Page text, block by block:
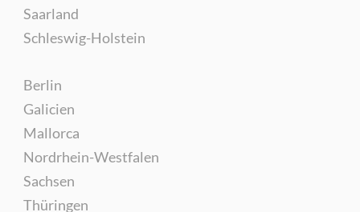
Saarland
Schleswig-Holstein
Berlin
Galicien
Mallorca
Nordrhein-Westfalen
Sachsen
Thüringen